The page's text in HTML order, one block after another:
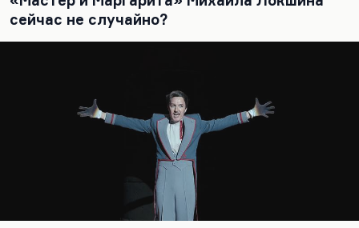
писателя соцреалиста Евгения Поповкина.
Евгений Поповкин написал соцреалистический
роман о борьбе украинцев с оккупантами «Семья
колхозников «Таврида», повесть о
коллективизации «Большой разлив». Сам он был
из партийных работников. Вот так сложились
обстоятельства, что он возглавлял с 1957 года
довольно малотиражный, довольно
неинтересный журнал «Москва», журнал,…
сейчас не случайно?